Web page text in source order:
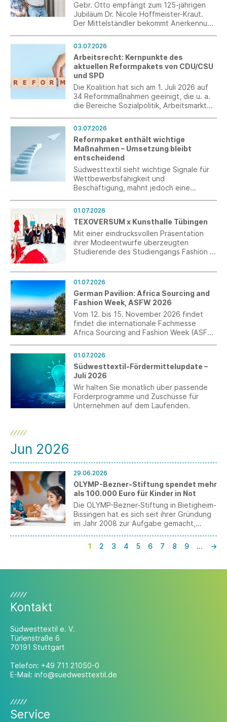
Gebr. Otto empfängt zum 125-jährigen
Jubiläum Dr. Nicole Hoffmeister-Kraut.
Der Mittelständler bekommt Anerkennung
03.07.2026
Arbeitsrecht: Kernpunkte des
aktuellen Reformpakets von CDU/CSU
und SPD
Die Koalition hat sich am 1. Juli 2026 auf
34 Reformmaßnahmen geeinigt, die u. a.
die Bereiche Sozialpolitik, Arbeitsmarkt
schaffen, Arbeitsplätze sichern und den
Zusammenhalt in Deutschland stärken.
03.07.2026
Reformpaket enthält wichtige
Maßnahmen – Umsetzung bleibt
entscheidend
Südwesttextil sieht wichtige Signale für
Wettbewerbsfähigkeit und
Beschäftigung, mahnt jedoch eine
01.07.2026
TEXOVERSUM x Kunsthalle Tübingen
Mit einer eindrucksvollen Präsentation
ihrer Modeentwürfe überzeugten
Studierende des Studiengangs Fashion &
Modedesign an der TEXOVERSUM
Fakultät Textil der Hochschule Reutlingen
am vergangenen Wochenende in der
Kunsthalle Tübingen. Die Veranstaltung
entstand als Kooperationsprojekt mit der
Kunsthalle Tübingen und fand im Rahmen
der Ausstellung „ALEX KATZ. DANCING
WITH REALITY“ statt.
01.07.2026
German Pavilion: Africa Sourcing and
Fashion Week, ASFW 2026
Vom 12. bis 15. November 2026 findet
findet die internationale Fachmesse
Africa Sourcing and Fashion Week (ASFW)
sind bis zum 3. August möglich.
01.07.2026
Südwesttextil-Fördermittelupdate –
Juli 2026
Wir halten Sie monatlich über passende
Förderprogramme und Zuschüsse für
Unternehmen auf dem Laufenden.
Jun 2026
29.06.2026
OLYMP-Bezner-Stiftung spendet mehr
als 100.000 Euro für Kinder in Not
Die OLYMP-Bezner-Stiftung in Bietigheim-
Bissingen hat es sich seit ihrer Gründung
im Jahr 2008 zur Aufgabe gemacht,
Bereichen Erziehung, Gesundheit und
Bildung zu unterstützen. 2025 wurden
Spendengeldern für verschiedene
1 2 3 4 5 6 7 8 9 … →
Kontakt
Südwesttextil e. V.
Türlenstraße 6
70191 Stuttgart
Telefon: +49 711 21050-0
E-Mail: info@suedwesttextil.de
Service